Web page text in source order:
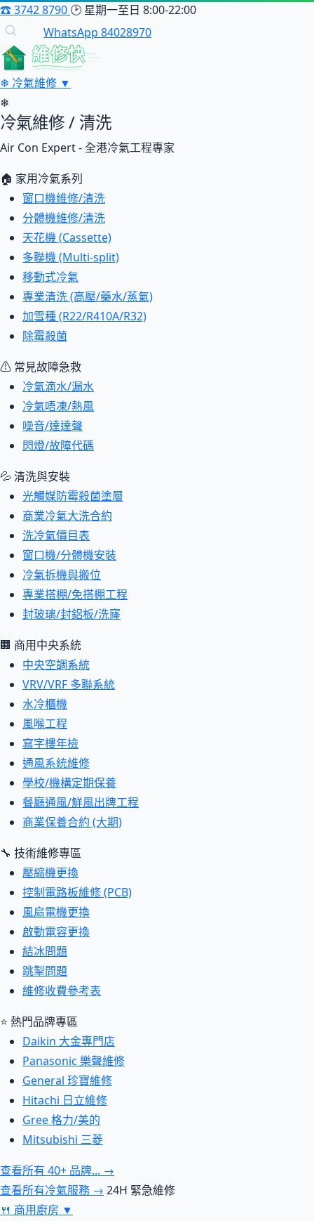
☎3742 8790 🕑 星期一至日 8:00-22:00
WhatsApp 84028970
維修快
❄ 冷氣維修 ▼
❄
冷氣維修 / 清洗
Air Con Expert - 全港冷氣工程專家
🏠 家用冷氣系列
窗口機維修/清洗
分體機維修/清洗
天花機 (Cassette)
多聯機 (Multi-split)
移動式冷氣
專業清洗 (高壓/藥水/蒸氣)
加雪種 (R22/R410A/R32)
除霉殺菌
⚠ 常見故障急救
冷氣滴水/漏水
冷氣唔凍/熱風
噪音/達達聲
閃燈/故障代碼
💦 清洗與安裝
光觸媒防霉殺菌塗層
商業冷氣大洗合約
洗冷氣價目表
窗口機/分體機安裝
冷氣拆機與搬位
專業搭棚/免搭棚工程
封玻璃/封鋁板/洗窿
🏢 商用中央系統
中央空調系統
VRV/VRF 多聯系統
水冷櫃機
風喉工程
寫字樓年檢
通風系統維修
學校/機構定期保養
餐廳通風/鮮風出牌工程
商業保養合約 (大期)
🔧 技術維修專區
壓縮機更換
控制電路板維修 (PCB)
風扇電機更換
啟動電容更換
結冰問題
跳掣問題
維修收費參考表
⭐ 熱門品牌專區
Daikin 大金專門店
Panasonic 樂聲維修
General 珍寶維修
Hitachi 日立維修
Gree 格力/美的
Mitsubishi 三菱
查看所有 40+ 品牌... →
查看所有冷氣服務 → 24H 緊急維修
🍴 商用廚房 ▼